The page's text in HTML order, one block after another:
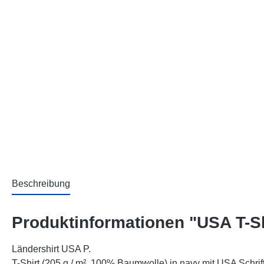
Beschreibung
Produktinformationen "USA T-
Ländershirt USA P.